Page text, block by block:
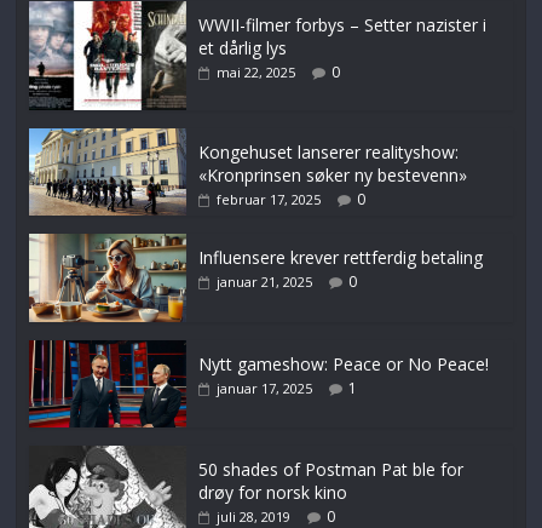
WWII-filmer forbys – Setter nazister i
et dårlig lys
mai 22, 2025 0
Kongehuset lanserer realityshow:
«Kronprinsen søker ny bestevenn»
februar 17, 2025 0
Influensere krever rettferdig betaling
januar 21, 2025 0
Nytt gameshow: Peace or No Peace!
januar 17, 2025 1
50 shades of Postman Pat ble for
drøy for norsk kino
juli 28, 2019 0